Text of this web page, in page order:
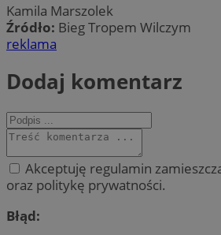
Kamila Marszolek
Źródło: Bieg Tropem Wilczym
reklama
Dodaj komentarz
Akceptuję regulamin
oraz politykę prywatności.
Błąd: